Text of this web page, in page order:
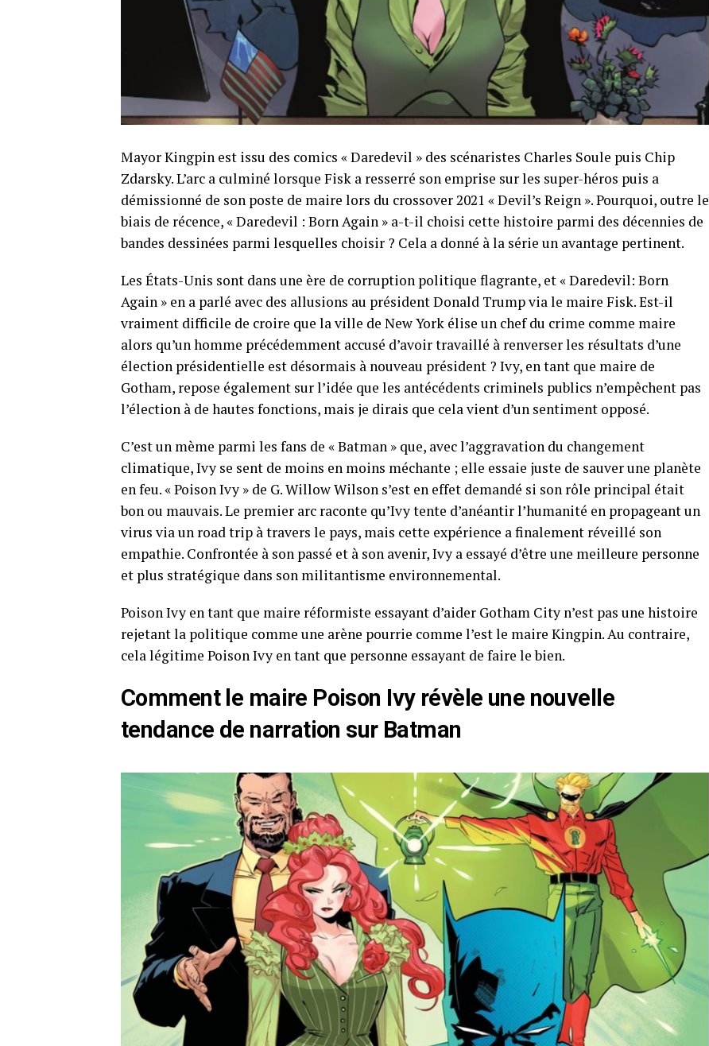
Mayor Kingpin est issu des comics « Daredevil » des scénaristes Charles Soule puis Chip
Zdarsky. L’arc a culminé lorsque Fisk a resserré son emprise sur les super-héros puis a
démissionné de son poste de maire lors du crossover 2021 « Devil’s Reign ». Pourquoi, outre le
biais de récence, « Daredevil : Born Again » a-t-il choisi cette histoire parmi des décennies de
bandes dessinées parmi lesquelles choisir ? Cela a donné à la série un avantage pertinent.
Les États-Unis sont dans une ère de corruption politique flagrante, et « Daredevil: Born
Again » en a parlé avec des allusions au président Donald Trump via le maire Fisk. Est-il
vraiment difficile de croire que la ville de New York élise un chef du crime comme maire
alors qu’un homme précédemment accusé d’avoir travaillé à renverser les résultats d’une
élection présidentielle est désormais à nouveau président ? Ivy, en tant que maire de
Gotham, repose également sur l’idée que les antécédents criminels publics n’empêchent pas
l’élection à de hautes fonctions, mais je dirais que cela vient d’un sentiment opposé.
C’est un mème parmi les fans de « Batman » que, avec l’aggravation du changement
climatique, Ivy se sent de moins en moins méchante ; elle essaie juste de sauver une planète
en feu. « Poison Ivy » de G. Willow Wilson s’est en effet demandé si son rôle principal était
bon ou mauvais. Le premier arc raconte qu’Ivy tente d’anéantir l’humanité en propageant un
virus via un road trip à travers le pays, mais cette expérience a finalement réveillé son
empathie. Confrontée à son passé et à son avenir, Ivy a essayé d’être une meilleure personne
et plus stratégique dans son militantisme environnemental.
Poison Ivy en tant que maire réformiste essayant d’aider Gotham City n’est pas une histoire
rejetant la politique comme une arène pourrie comme l’est le maire Kingpin. Au contraire,
cela légitime Poison Ivy en tant que personne essayant de faire le bien.
Comment le maire Poison Ivy révèle une nouvelle
tendance de narration sur Batman